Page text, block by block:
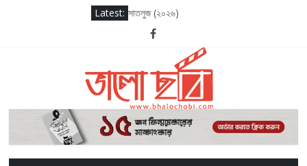
Latest: সাতলুজ (২০২৬)
আদর্শ বাল বিদ্যালয় (২০২৬)
সাকসেশন সিজন থ্রি
লগ আউট (২০২৫)
দ্য ওডিসি (২০২৬)